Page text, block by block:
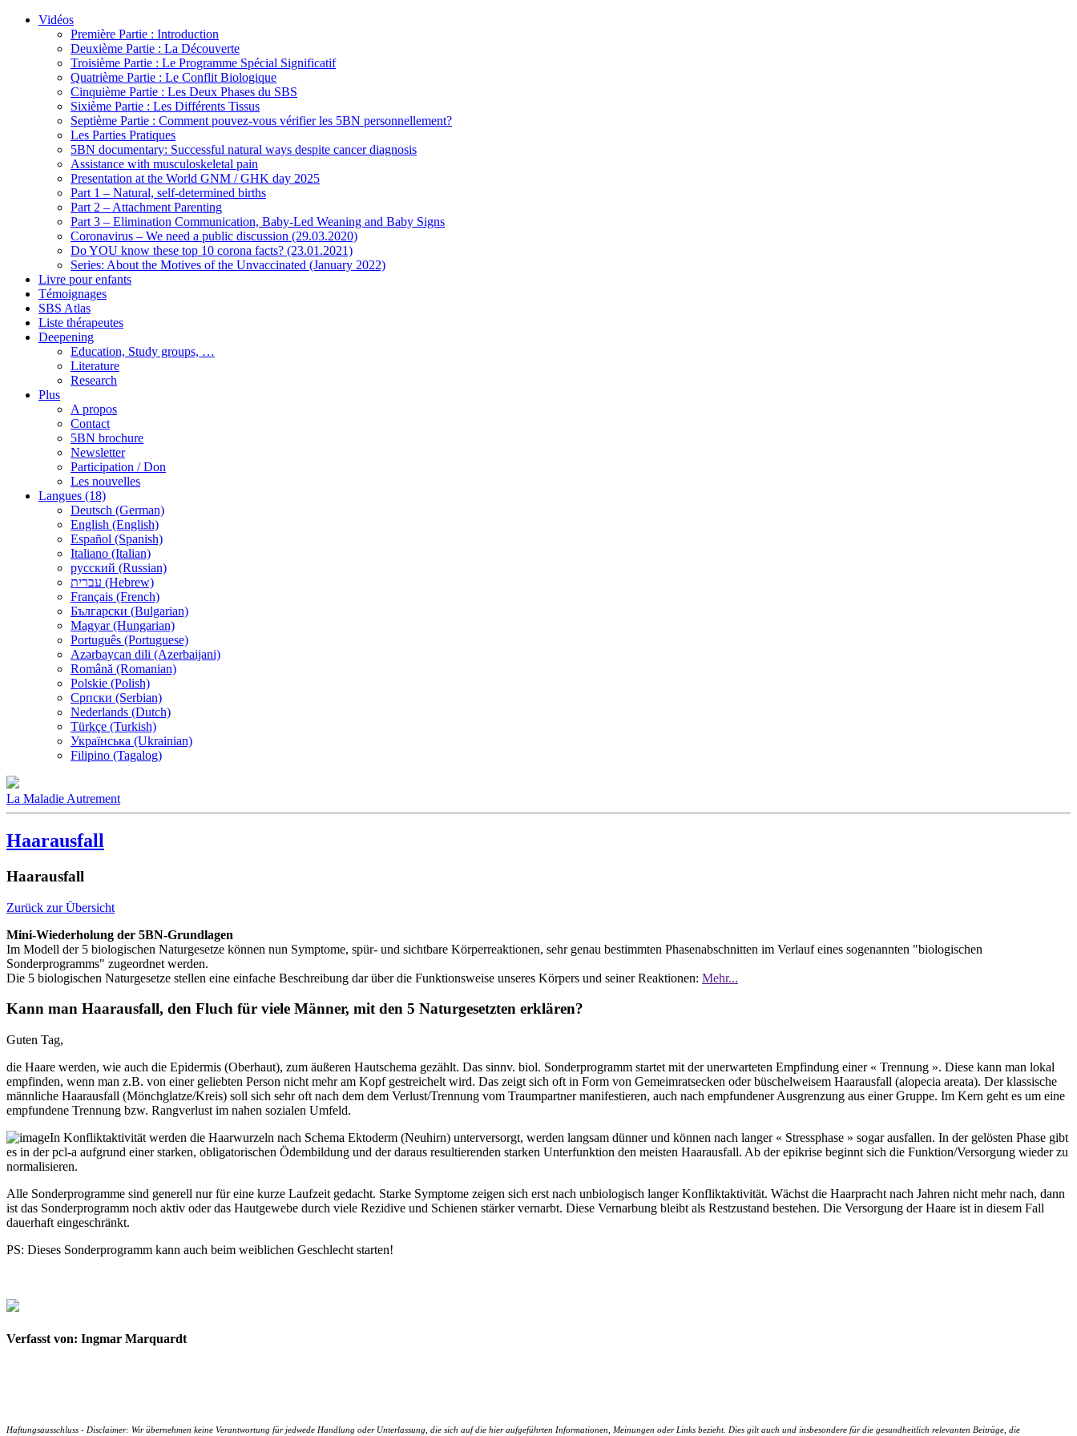
Vidéos
Première Partie : Introduction
Deuxième Partie : La Découverte
Troisième Partie : Le Programme Spécial Significatif
Quatrième Partie : Le Conflit Biologique
Cinquième Partie : Les Deux Phases du SBS
Sixième Partie : Les Différents Tissus
Septième Partie : Comment pouvez-vous vérifier les 5BN personnellement?
Les Parties Pratiques
5BN documentary: Successful natural ways despite cancer diagnosis
Assistance with musculoskeletal pain
Presentation at the World GNM / GHK day 2025
Part 1 – Natural, self-determined births
Part 2 – Attachment Parenting
Part 3 – Elimination Communication, Baby-Led Weaning and Baby Signs
Coronavirus – We need a public discussion (29.03.2020)
Do YOU know these top 10 corona facts? (23.01.2021)
Series: About the Motives of the Unvaccinated (January 2022)
Livre pour enfants
Témoignages
SBS Atlas
Liste thérapeutes
Deepening
Education, Study groups, …
Literature
Research
Plus
A propos
Contact
5BN brochure
Newsletter
Participation / Don
Les nouvelles
Langues (18)
Deutsch (German)
English (English)
Español (Spanish)
Italiano (Italian)
русский (Russian)
עברית (Hebrew)
Français (French)
Български (Bulgarian)
Magyar (Hungarian)
Português (Portuguese)
Azərbaycan dili (Azerbaijani)
Română (Romanian)
Polskie (Polish)
Српски (Serbian)
Nederlands (Dutch)
Türkçe (Turkish)
Українська (Ukrainian)
Filipino (Tagalog)
La Maladie Autrement
Haarausfall
Haarausfall
Zurück zur Übersicht
Mini-Wiederholung der 5BN-Grundlagen
Im Modell der 5 biologischen Naturgesetze können nun Symptome, spür- und sichtbare Körperreaktionen, sehr genau bestimmten Phasenabschnitten im Verlauf eines sogenannten "biologischen
Sonderprogramms" zugeordnet werden.
Die 5 biologischen Naturgesetze stellen eine einfache Beschreibung dar über die Funktionsweise unseres Körpers und seiner Reaktionen: Mehr...
Kann man Haarausfall, den Fluch für viele Männer, mit den 5 Naturgesetzten erklären?
Guten Tag,
die Haare werden, wie auch die Epidermis (Oberhaut), zum äußeren Hautschema gezählt. Das sinnv. biol. Sonderprogramm startet mit der unerwarteten Empfindung einer « Trennung ». Diese kann man lokal
empfinden, wenn man z.B. von einer geliebten Person nicht mehr am Kopf gestreichelt wird. Das zeigt sich oft in Form von Gemeimratsecken oder büschelweisem Haarausfall (alopecia areata). Der klassische
männliche Haarausfall (Mönchglatze/Kreis) soll sich sehr oft nach dem dem Verlust/Trennung vom Traumpartner manifestieren, auch nach empfundener Ausgrenzung aus einer Gruppe. Im Kern geht es um eine
empfundene Trennung bzw. Rangverlust im nahen sozialen Umfeld.
In Konfliktaktivität werden die Haarwurzeln nach Schema Ektoderm (Neuhirn) unterversorgt, werden langsam dünner und können nach langer « Stressphase » sogar ausfallen. In der gelösten Phase gibt
es in der pcl-a aufgrund einer starken, obligatorischen Ödembildung und der daraus resultierenden starken Unterfunktion den meisten Haarausfall. Ab der epikrise beginnt sich die Funktion/Versorgung wieder zu
normalisieren.
Alle Sonderprogramme sind generell nur für eine kurze Laufzeit gedacht. Starke Symptome zeigen sich erst nach unbiologisch langer Konfliktaktivität. Wächst die Haarpracht nach Jahren nicht mehr nach, dann
ist das Sonderprogramm noch aktiv oder das Hautgewebe durch viele Rezidive und Schienen stärker vernarbt. Diese Vernarbung bleibt als Restzustand bestehen. Die Versorgung der Haare ist in diesem Fall
dauerhaft eingeschränkt.
PS: Dieses Sonderprogramm kann auch beim weiblichen Geschlecht starten!
Verfasst von: Ingmar Marquardt
Haftungsausschluss - Disclaimer: Wir übernehmen keine Verantwortung für jedwede Handlung oder Unterlassung, die sich auf die hier aufgeführten Informationen, Meinungen oder Links bezieht. Dies gilt auch und insbesondere für die gesundheitlich relevanten Beiträge, die